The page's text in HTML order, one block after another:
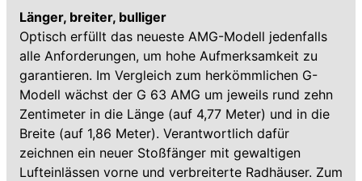
Länger, breiter, bulliger
Optisch erfüllt das neueste AMG-Modell jedenfalls
alle Anforderungen, um hohe Aufmerksamkeit zu
garantieren. Im Vergleich zum herkömmlichen G-
Modell wächst der G 63 AMG um jeweils rund zehn
Zentimeter in die Länge (auf 4,77 Meter) und in die
Breite (auf 1,86 Meter). Verantwortlich dafür
zeichnen ein neuer Stoßfänger mit gewaltigen
Lufteinlässen vorne und verbreiterte Radhäuser. Zum